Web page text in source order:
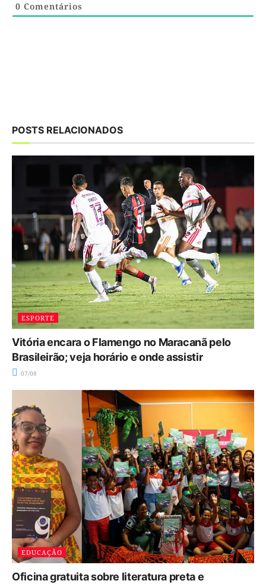
0 Comentários
POSTS RELACIONADOS
ESPORTE
Vitória encara o Flamengo no Maracanã pelo
Brasileirão; veja horário e onde assistir
07/08
EDUCAÇÃO
Oficina gratuita sobre literatura preta e